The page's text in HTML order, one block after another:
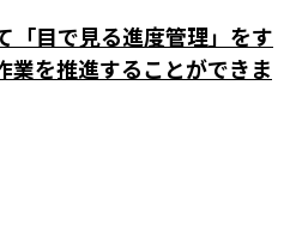
「目で見る進度管理」をす
業を推進することができま